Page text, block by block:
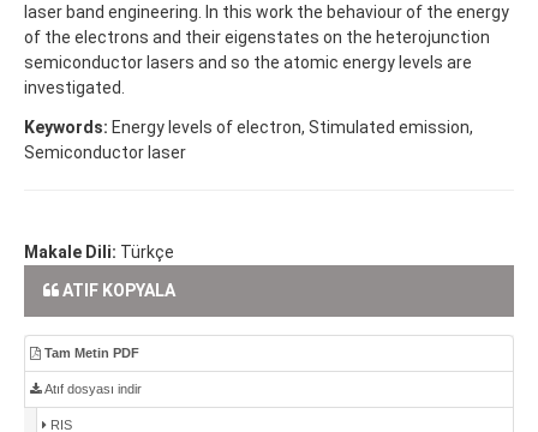
laser band engineering. In this work the behaviour of the energy
of the electrons and their eigenstates on the heterojunction
semiconductor lasers and so the atomic energy levels are
investigated.
Keywords: Energy levels of electron, Stimulated emission,
Semiconductor laser
Makale Dili: Türkçe
ATIF KOPYALA
Tam Metin PDF
Atıf dosyası indir
RIS